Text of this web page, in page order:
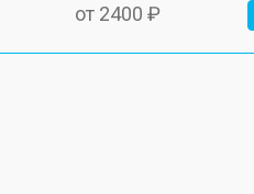
от 2400 ₽